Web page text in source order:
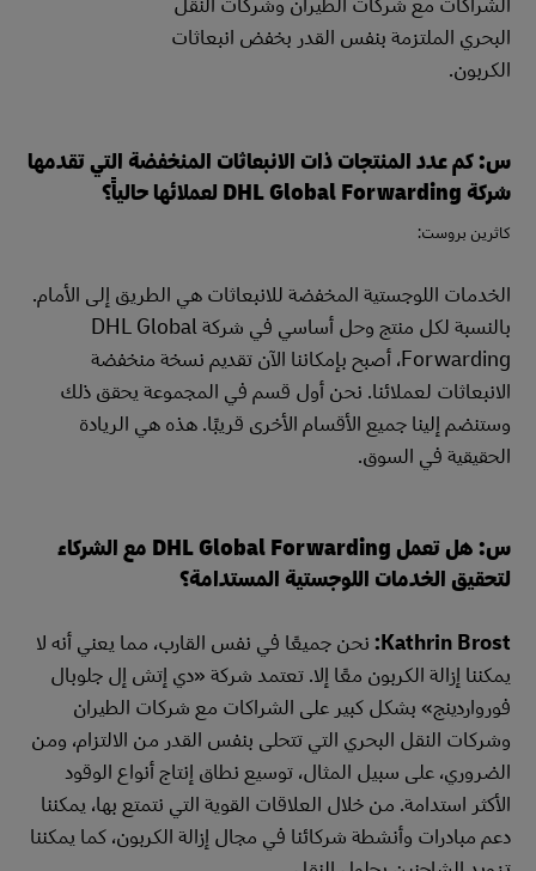
البحري الملتزمة بنفس القدر بخفض انبعاثات
الكربون.
س: كم عدد المنتجات ذات الانبعاثات المنخفضة التي تقدمها
شركة DHL Global Forwarding لعملائها حالياً؟
كاثرين بروست:
الخدمات اللوجستية المخفضة للانبعاثات هي الطريق إلى الأمام.
بالنسبة لكل منتج وحل أساسي في شركة DHL Global
Forwarding، أصبح بإمكاننا الآن تقديم نسخة منخفضة
الانبعاثات لعملائنا. نحن أول قسم في المجموعة يحقق ذلك
وستنضم إلينا جميع الأقسام الأخرى قريبًا. هذه هي الريادة
الحقيقية في السوق.
س: هل تعمل DHL Global Forwarding مع الشركاء
لتحقيق الخدمات اللوجستية المستدامة؟
Kathrin Brost: نحن جميعًا في نفس القارب، مما يعني أنه لا
يمكننا إزالة الكربون معًا إلا. تعتمد شركة «دي إتش إل جلوبال
فورواردينج» بشكل كبير على الشراكات مع شركات الطيران
وشركات النقل البحري التي تتحلى بنفس القدر من الالتزام، ومن
الضروري، على سبيل المثال، توسيع نطاق إنتاج أنواع الوقود
الأكثر استدامة. من خلال العلاقات القوية التي نتمتع بها، يمكننا
دعم مبادرات وأنشطة شركائنا في مجال إزالة الكربون، كما يمكننا